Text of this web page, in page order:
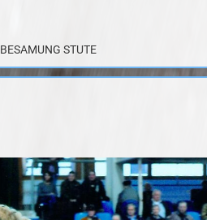
BESAMUNG STUTE